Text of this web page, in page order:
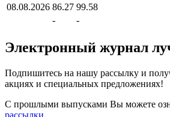
08.08.2026 86.27 99.58
-
-
Электронный журнал
Подпишитесь на нашу рассылку и
акциях и специальных предложениях!
С прошлыми выпусками Вы можете